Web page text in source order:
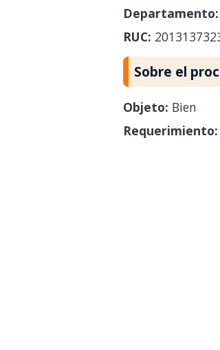
Departamento:
RUC:
Sobre el
Objeto: Bien
Requerimiento: